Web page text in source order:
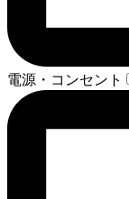
電源・コンセント